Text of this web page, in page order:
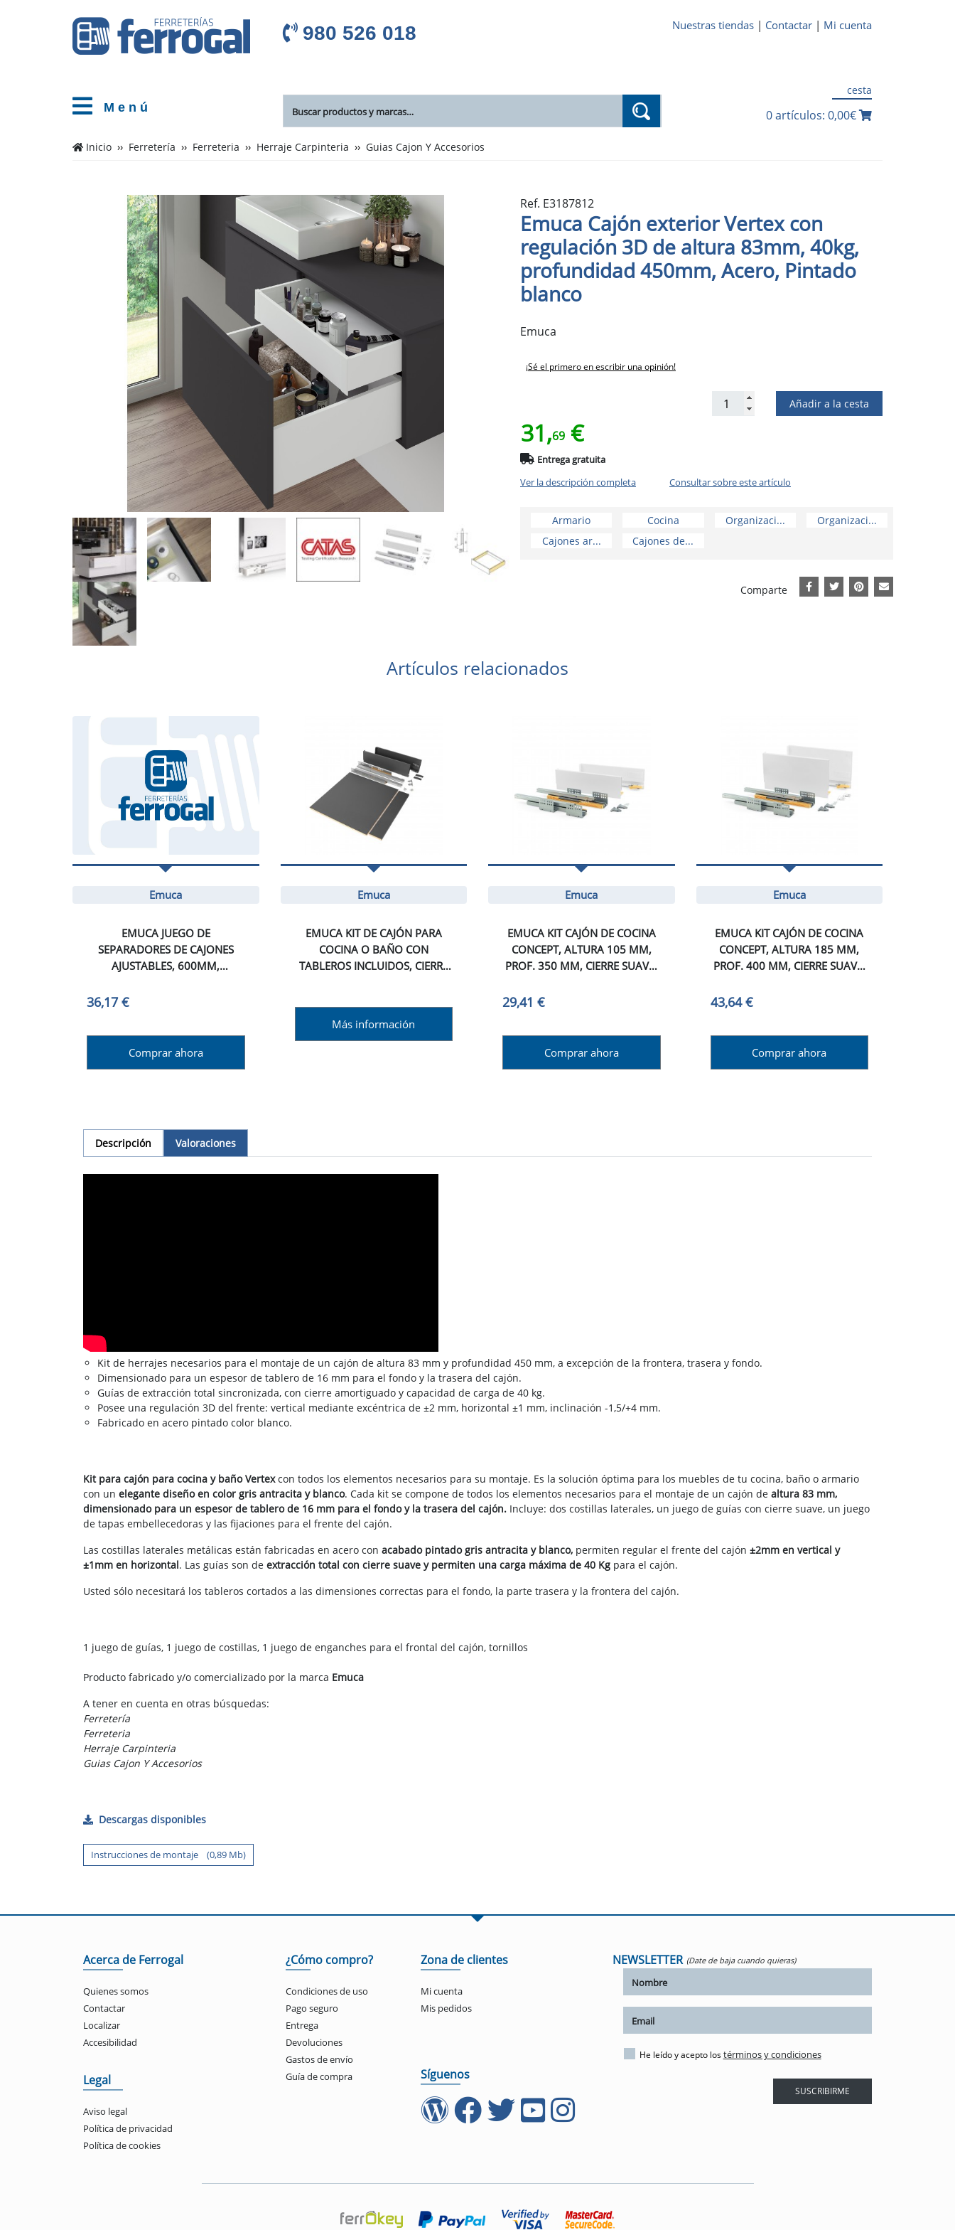
M e n ú
980 526 018 Nuestras tiendas | Contactar | Mi cuenta
cesta
0 artículos: 0,00€
Inicio Ferretería Ferreteria Herraje Carpinteria Guias Cajon Y Accesorios
Ref. E3187812
Emuca Cajón exterior Vertex con
regulación 3D de altura 83mm, 40kg,
profundidad 450mm, Acero, Pintado
blanco
Emuca
¡Sé el primero en escribir una opinión!
Añadir a la cesta
31,69 €
Entrega gratuita
Ver la descripción completa
Consultar sobre este artículo
Armario Cocina Organizaci...
Organizaci...
Cajones ar...
Cajones de...
Comparte
Artículos relacionados
Emuca
EMUCA JUEGO DE
SEPARADORES DE CAJONES
AJUSTABLES, 600MM,
36,17 €
Comprar ahora
Emuca
EMUCA KIT DE CAJÓN PARA
COCINA O BAÑO CON
TABLEROS INCLUIDOS, CIERRE
ANTRACITA.
Más información
Emuca
EMUCA KIT CAJÓN DE COCINA
CONCEPT, ALTURA 105 MM,
PROF. 350 MM, CIERRE SUAVE,
29,41 €
Comprar ahora
Emuca
EMUCA KIT CAJÓN DE COCINA
CONCEPT, ALTURA 185 MM,
PROF. 400 MM, CIERRE SUAVE,
43,64 €
Comprar ahora
Descripción Valoraciones
Kit de herrajes necesarios para el montaje de un cajón de altura 83 mm y profundidad 450 mm, a excepción de la frontera, trasera y fondo.
Dimensionado para un espesor de tablero de 16 mm para el fondo y la trasera del cajón.
Guías de extracción total sincronizada, con cierre amortiguado y capacidad de carga de 40 kg.
Posee una regulación 3D del frente: vertical mediante excéntrica de ±2 mm, horizontal ±1 mm, inclinación -1,5/+4 mm.
Fabricado en acero pintado color blanco.
Kit para cajón para cocina y baño Vertexcon todos los elementos necesarios para su montaje. Es la solución óptima para los muebles de tu cocina, baño o armario
con un elegante diseño en color gris antracita y blanco. Cada kit se compone de todos los elementos necesarios para el montaje de un cajón de altura 83 mm,
dimensionado para un espesor de tablero de 16 mm para el fondo y la trasera del cajón. Incluye: dos costillas laterales, un juego de guías con cierre suave, un juego
de tapas embellecedoras y las fijaciones para el frente del cajón.
Las costillas laterales metálicas están fabricadas en acero con acabado pintado gris antracita y blanco, permiten regular el frente del cajón ±2mm en vertical y
±1mm en horizontal. Las guías son de extracción total con cierre suave y permiten una carga máxima de 40 Kg para el cajón.
Usted sólo necesitará los tableros cortados a las dimensiones correctas para el fondo, la parte trasera y la frontera del cajón.
1 juego de guías, 1 juego de costillas, 1 juego de enganches para el frontal del cajón, tornillos
Producto fabricado y/o comercializado por la marca Emuca
A tener en cuenta en otras búsquedas:
Ferretería
Ferreteria
Herraje Carpinteria
Guias Cajon Y Accesorios
Descargas disponibles
Instrucciones de montaje (0,89 Mb)
Acerca de Ferrogal
Quienes somos
Contactar
Localizar
Accesibilidad
Legal
Aviso legal
Política de privacidad
Política de cookies
¿Cómo compro?
Condiciones de uso
Pago seguro
Entrega
Devoluciones
Gastos de envío
Guía de compra
Zona de clientes
Mi cuenta
Mis pedidos
Síguenos
NEWSLETTER (Date de baja cuando quieras)
He leído y acepto lostérminos y condiciones
SUSCRIBIRME